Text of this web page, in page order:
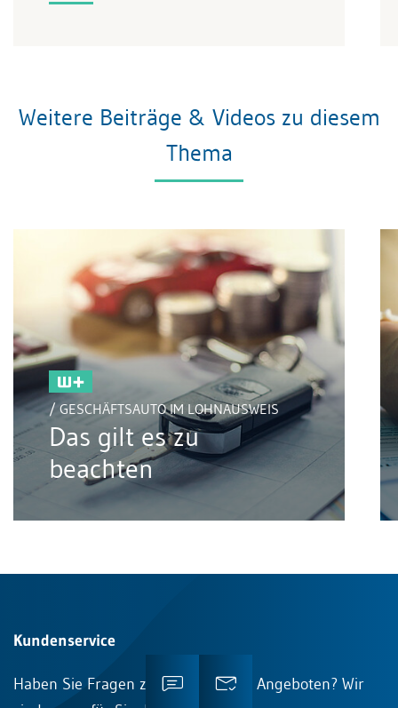
Weitere Beiträge & Videos zu diesem
Thema
/ GESCHÄFTSAUTO IM LOHNAUSWEIS
Das gilt es zu
beachten
Kundenservice
Haben Sie Fragen zu Inhalten oder Angeboten? Wir